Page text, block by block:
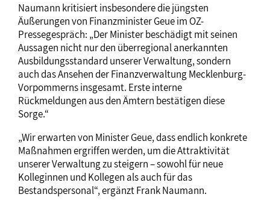
Naumann kritisiert insbesondere die jüngsten
Äußerungen von Finanzminister Geue im OZ-
Pressegespräch: „Der Minister beschädigt mit seinen
Aussagen nicht nur den überregional anerkannten
Ausbildungsstandard unserer Verwaltung, sondern
auch das Ansehen der Finanzverwaltung Mecklenburg-
Vorpommerns insgesamt. Erste interne
Rückmeldungen aus den Ämtern bestätigen diese
Sorge.“
„Wir erwarten von Minister Geue, dass endlich konkrete
Maßnahmen ergriffen werden, um die Attraktivität
unserer Verwaltung zu steigern – sowohl für neue
Kolleginnen und Kollegen als auch für das
Bestandspersonal“, ergänzt Frank Naumann.